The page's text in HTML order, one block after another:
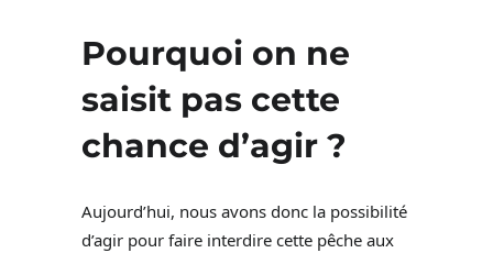
Pourquoi on ne
saisit pas cette
chance d’agir ?
Aujourd’hui, nous avons donc la possibilité
d’agir pour faire interdire cette pêche aux